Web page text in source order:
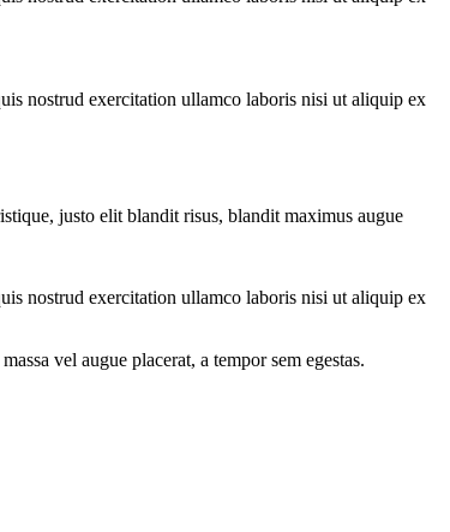
nostrud exercitation ullamco laboris nisi ut aliquip ex
justo elit blandit risus, blandit maximus augue
nostrud exercitation ullamco laboris nisi ut aliquip ex
vel augue placerat, a tempor sem egestas.